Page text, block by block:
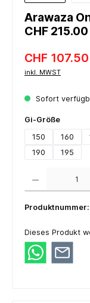
Arawaza
CHF 215.00
CHF 107.50
inkl. MWST
Sofort
Gi-Größe
150
160
190
195
Produktnummer:
Dieses Produkt